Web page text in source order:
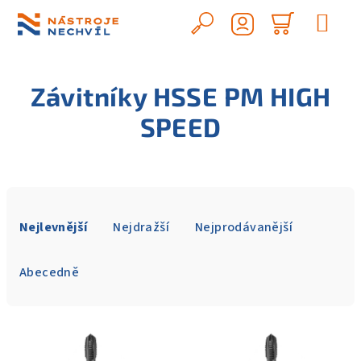
obsah
Hledat
košík
Závitníky HSSE PM HIGH
SPEED
Nejlevnější Nejdražší Nejprodávanější
Abecedně